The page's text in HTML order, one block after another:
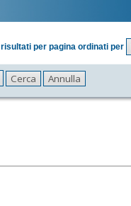
risultati per pagina ordinati per